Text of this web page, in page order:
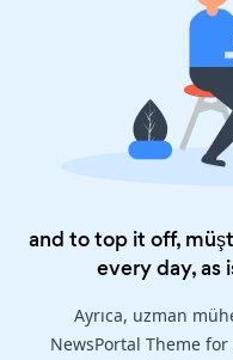
and to top it off,
every day, as
Ayrıca, uzman
NewsPortal Theme